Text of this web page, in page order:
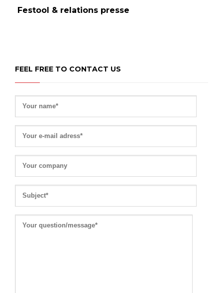
Festool & relations presse
FEEL FREE TO CONTACT US